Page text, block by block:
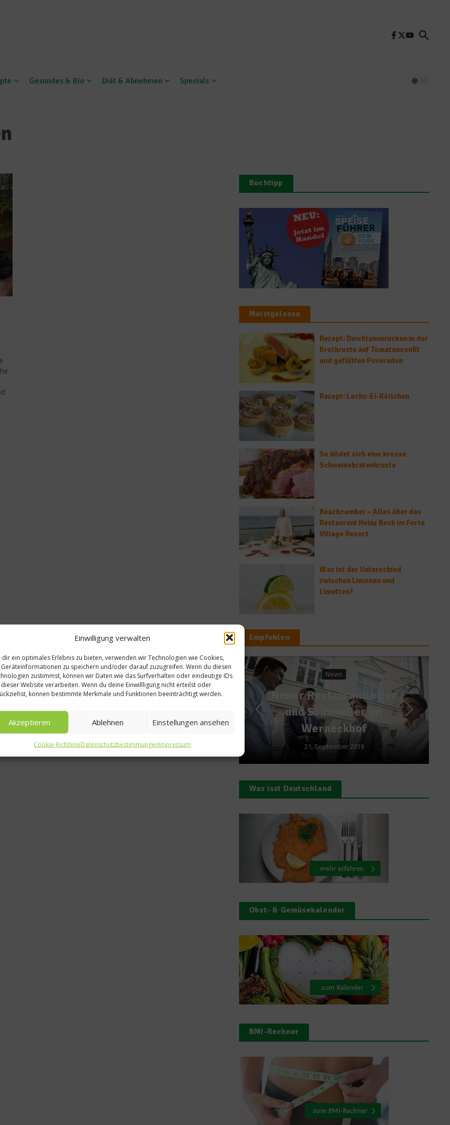
Einwilligung verwalten
dir ein optimales Erlebnis zu bieten, verwenden wir Technologien wie Cookies,
Geräteinformationen zu speichern und/oder darauf zuzugreifen. Wenn du diesen
zustimmst, können wir Daten wie das Surfverhalten oder eindeutige IDs
dieser Website verarbeiten. Wenn du deine Einwillligung nicht erteilst oder
können bestimmte Merkmale und Funktionen beeinträchtigt werden.
Akzeptieren Ablehnen Einstellungen ansehen
Cookie-RichtlinieDatenschutzbestimmungenImpressum
Gesundes & Bio Diät & Abnehmen Specials
Buchtipp
Meistgelesen
Rezept: Deichlammrücken in der
Brotkruste auf Tomatenconfit
und gefüllten Poveraden
Rezept: Lachs-Ei-Röllchen
So bildet sich eine krosse
Schweinebratenkruste
Beachcomber – Alles über das
Restaurant Heinz Beck im Forte
Village Resort
Was ist der Unterschied
zwischen Limonen und
Limetten?
Empfohlen
News
Neuer Restaurantleiter
und Sommelier im
Werneckhof
21. September 2018
Spitzenköche
Köche à la Carte:
Gaggan Anand
19. September 2021
Was isst Deutschland
Obst- & Gemüsekalender
BMI-Rechner